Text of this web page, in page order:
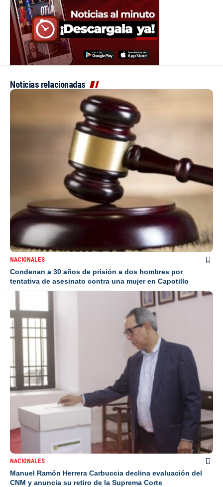
Noticias relacionadas
NACIONALES
Condenan a 30 años de prisión a dos hombres por
tentativa de asesinato contra una mujer en Capotillo
NACIONALES
Manuel Ramón Herrera Carbuccia declina evaluación del
CNM y anuncia su retiro de la Suprema Corte